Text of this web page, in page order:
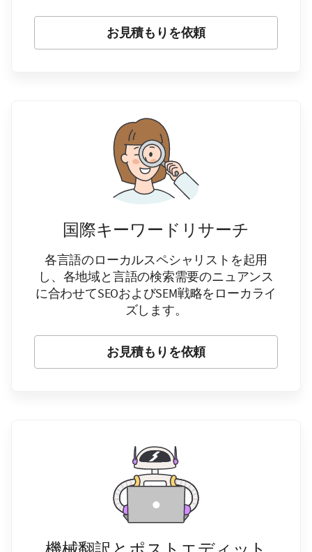
お見積もりを依頼
国際キーワードリサーチ
各言語のローカルスペシャリストを起用
し、各地域と言語の検索需要のニュアンス
に合わせてSEOおよびSEM戦略をローカライ
ズします。
お見積もりを依頼